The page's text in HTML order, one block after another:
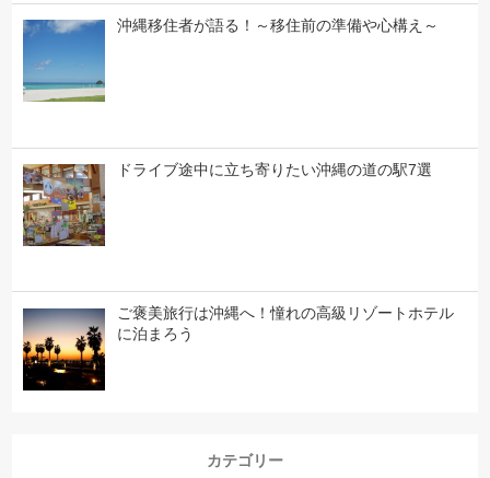
沖縄移住者が語る！～移住前の準備や心構え～
ドライブ途中に立ち寄りたい沖縄の道の駅7選
ご褒美旅行は沖縄へ！憧れの高級リゾートホテル
に泊まろう
カテゴリー